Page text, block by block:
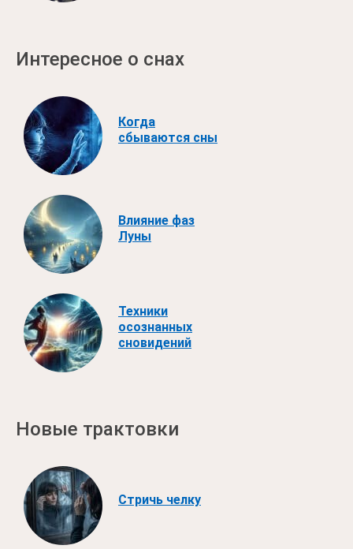
Интересное о снах
Когда
сбываются сны
Влияние фаз
Луны
Техники
осознанных
сновидений
Новые трактовки
Стричь челку